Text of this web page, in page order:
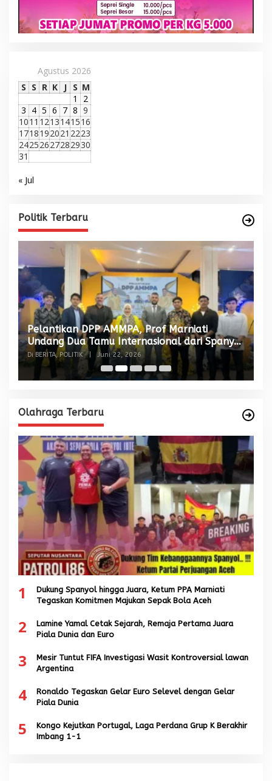
Agustus 2026
S S R K J S M
1
2
3 4 5 6 7 8 9
1011 1213141516
1718192021 2223
24252627282930
31
« Jul
Politik Terbaru
Pelantikan DPP AMMPA, Prof Marniati
Undang Dua Tamu Internasional dari Spanyol
dan Malaysia
Di BERITA, POLITIK Juni 22, 2026
Olahraga Terbaru
1
Dukung Spanyol hingga Juara, Ketum PPA Marniati
Tegaskan Komitmen Majukan Sepak Bola Aceh
2
Lamine Yamal Cetak Sejarah, Remaja Pertama Juara
Piala Dunia dan Euro
3
Mesir Tuntut FIFA Investigasi Wasit Kontroversial lawan
Argentina
4
Ronaldo Tegaskan Gelar Euro Selevel dengan Gelar
Piala Dunia
5
Kongo Kejutkan Portugal, Laga Perdana Grup K Berakhir
Imbang 1-1